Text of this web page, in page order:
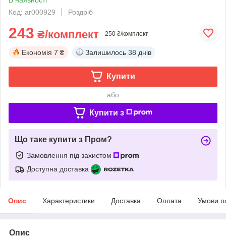
Код: ar000929
Роздріб
243 ₴/комплект 250 ₴/комплект
Економія 7 ₴ Залишилось 38 днів
Купити
або
Купити з
Що таке купити з Пром?
Замовлення під захистом
Доступна доставка
Опис Характеристики Доставка Оплата Умови
Опис